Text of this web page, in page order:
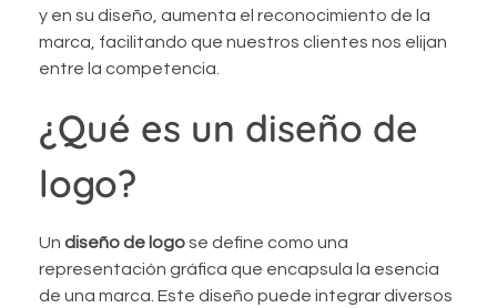
y en su diseño, aumenta el reconocimiento de la
marca, facilitando que nuestros clientes nos elijan
entre la competencia.
¿Qué es un diseño de
logo?
Un diseño de logose define como una
representación gráfica que encapsula la esencia
de una marca. Este diseño puede integrar diversos